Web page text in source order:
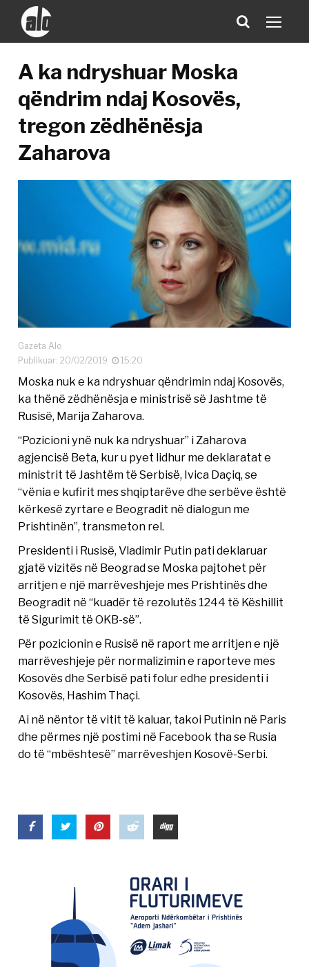
A ka ndryshuar Moska
qëndrim ndaj Kosovës,
tregon zëdhënësja
Zaharova
Gazeta Alo
Publikuar: 20/02/2019
15:20
Moska nuk e ka ndryshuar qëndrimin ndaj Kosovës,
ka thënë zëdhënësja e ministrisë së Jashtme të
Rusisë, Marija Zaharova.
“Pozicioni ynë nuk ka ndryshuar” i Zaharova
agjencisë Beta, kur u pyet lidhur me deklaratat e
ministrit të Jashtëm të Serbisë, Ivica Daçiq, se
“vënia e kufirit mes shqiptarëve dhe serbëve është
kërkesë zyrtare e Beogradit në dialogun me
Prishtinën”, transmeton rel.
Presidenti i Rusisë, Vladimir Putin pati deklaruar
gjatë vizitës në Beograd se Moska pajtohet për
arritjen e një marrëveshjeje mes Prishtinës dhe
Beogradit në “kuadër të rezolutës 1244 të Këshillit
të Sigurimit të OKB-së”.
Për pozicionin e Rusisë në raport me arritjen e një
marrëveshjeje për normalizimin e raporteve mes
Kosovës dhe Serbisë pati folur edhe presidenti i
Kosovës, Hashim Thaçi.
Ai në nëntor të vitit të kaluar, takoi Putinin në Paris
dhe përmes një postimi në Facebook tha se Rusia
do të “mbështesë” marrëveshjen Kosovë-Serbi.